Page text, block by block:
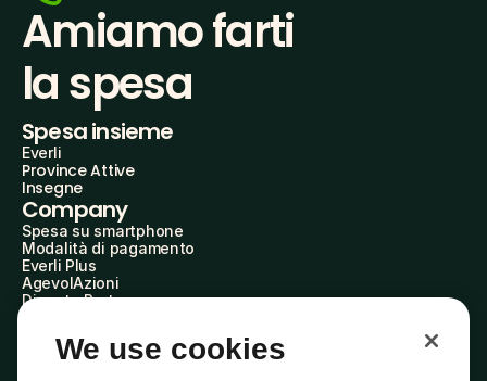
Amiamo farti
la spesa
Spesa insieme
Everli
Province Attive
Insegne
Company
Spesa su smartphone
Modalità di pagamento
Everli Plus
AgevolAzioni
Diventa Partner
Everli Shoppers
About Us
We use cookies